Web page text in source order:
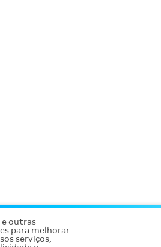
e outras
para melhorar
serviços,